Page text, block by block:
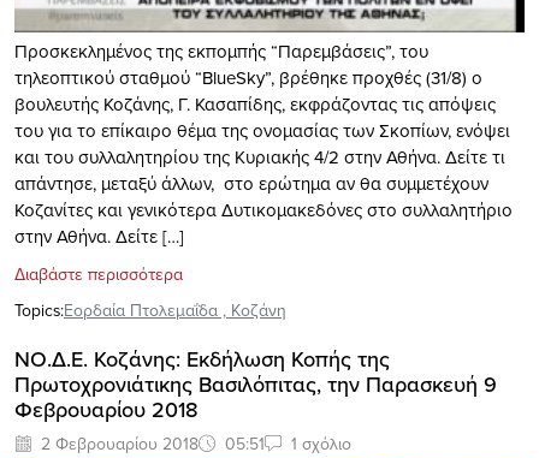
Προσκεκλημένος της εκπομπής “Παρεμβάσεις”, του
τηλεοπτικού σταθμού “BlueSky”, βρέθηκε προχθές (31/8) ο
βουλευτής Κοζάνης, Γ. Κασαπίδης, εκφράζοντας τις απόψεις
του για το επίκαιρο θέμα της ονομασίας των Σκοπίων, ενόψει
και του συλλαλητηρίου της Κυριακής 4/2 στην Αθήνα. Δείτε τι
απάντησε, μεταξύ άλλων, στο ερώτημα αν θα συμμετέχουν
Κοζανίτες και γενικότερα Δυτικομακεδόνες στο συλλαλητήριο
στην Αθήνα. Δείτε […]
Διαβάστε περισσότερα
Topics:Εορδαία Πτολεμαΐδα , Κοζάνη
ΝΟ.Δ.Ε. Κοζάνης: Εκδήλωση Κοπής της
Πρωτοχρονιάτικης Βασιλόπιτας, την Παρασκευή 9
Φεβρουαρίου 2018
2 Φεβρουαρίου 2018 05:51 1 σχόλιο